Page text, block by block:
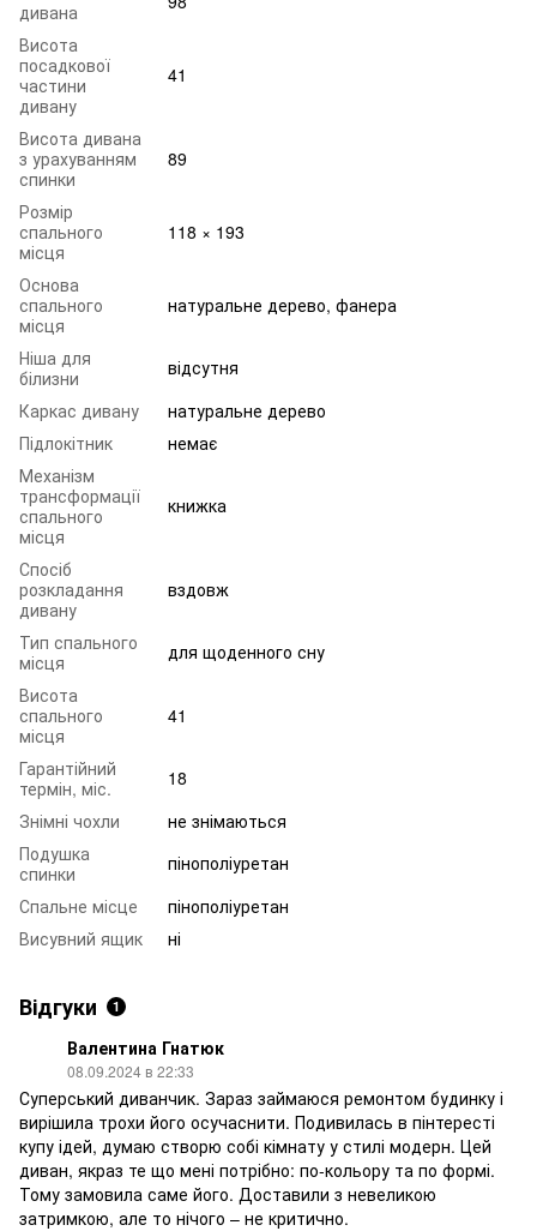
дивана
Висота
посадкової
частини
дивану
41
Висота дивана
з урахуванням
спинки
89
Розмір
спального
місця
118 × 193
Основа
спального
місця
натуральне дерево, фанера
Ніша для
білизни
відсутня
Каркас дивану
натуральне дерево
Підлокітник
немає
Механізм
трансформації
спального
місця
книжка
Спосіб
розкладання
дивану
вздовж
Тип спального
місця
для щоденного сну
Висота
спального
місця
41
Гарантійний
термін, міс.
18
Знімні чохли
не знімаються
Подушка
спинки
пінополіуретан
Спальне місце
пінополіуретан
Висувний ящик
ні
Відгуки 1
Валентина Гнатюк
08.09.2024 в 22:33
Суперський диванчик. Зараз займаюся ремонтом будинку і
вирішила трохи його осучаснити. Подивилась в пінтересті
купу ідей, думаю створю собі кімнату у стилі модерн. Цей
диван, якраз те що мені потрібно: по-кольору та по формі.
Тому замовила саме його. Доставили з невеликою
затримкою, але то нічого – не критично.